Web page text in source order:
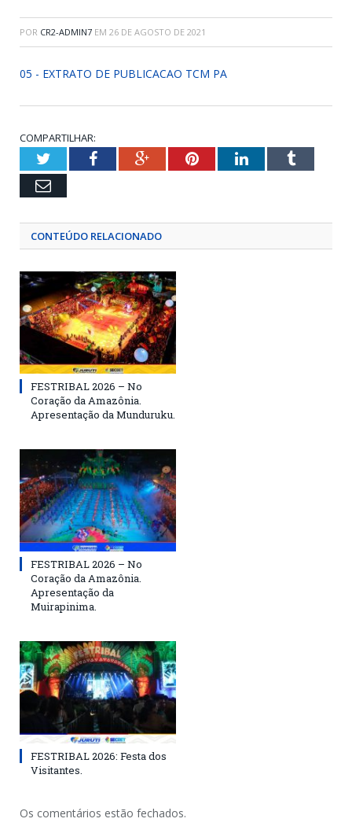
POR CR2-ADMIN7 EM 26 DE AGOSTO DE 2021
05 - EXTRATO DE PUBLICACAO TCM PA
COMPARTILHAR:
TwitterFacebookGoogle+PinterestLinkedInTumblr
Email
CONTEÚDO RELACIONADO
FESTRIBAL 2026 – No
Coração da Amazônia.
Apresentação da Munduruku.
FESTRIBAL 2026 – No
Coração da Amazônia.
Apresentação da
Muirapinima.
FESTRIBAL 2026: Festa dos
Visitantes.
Os comentários estão fechados.